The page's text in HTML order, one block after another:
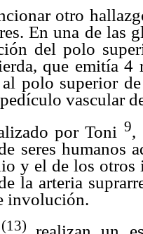
otro
En una de las
del polo
que emitía 4
al polo superior
vascular
por Toni 9,
seres humanos
y el de los otros
la arteria
involución.
(13)